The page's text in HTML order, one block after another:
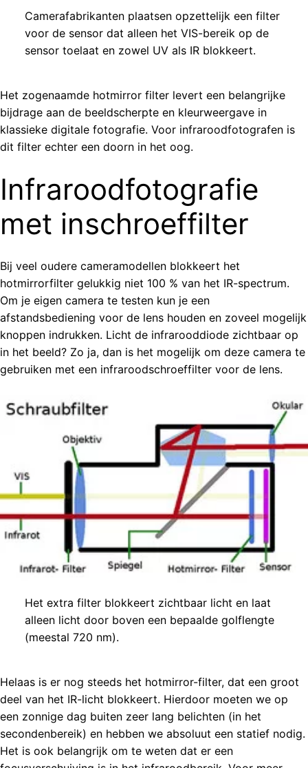
Camerafabrikanten plaatsen opzettelijk een filter
voor de sensor dat alleen het VIS-bereik op de
sensor toelaat en zowel UV als IR blokkeert.
Het zogenaamde hotmirror filter levert een belangrijke
bijdrage aan de beeldscherpte en kleurweergave in
klassieke digitale fotografie. Voor infraroodfotografen is
dit filter echter een doorn in het oog.
Infraroodfotografie
met inschroeffilter
Bij veel oudere cameramodellen blokkeert het
hotmirrorfilter gelukkig niet 100 % van het IR-spectrum.
Om je eigen camera te testen kun je een
afstandsbediening voor de lens houden en zoveel mogelijk
knoppen indrukken. Licht de infrarooddiode zichtbaar op
in het beeld? Zo ja, dan is het mogelijk om deze camera te
gebruiken met een infraroodschroeffilter voor de lens.
Het extra filter blokkeert zichtbaar licht en laat
alleen licht door boven een bepaalde golflengte
(meestal 720 nm).
Helaas is er nog steeds het hotmirror-filter, dat een groot
deel van het IR-licht blokkeert. Hierdoor moeten we op
een zonnige dag buiten zeer lang belichten (in het
secondenbereik) en hebben we absoluut een statief nodig.
Het is ook belangrijk om te weten dat er een